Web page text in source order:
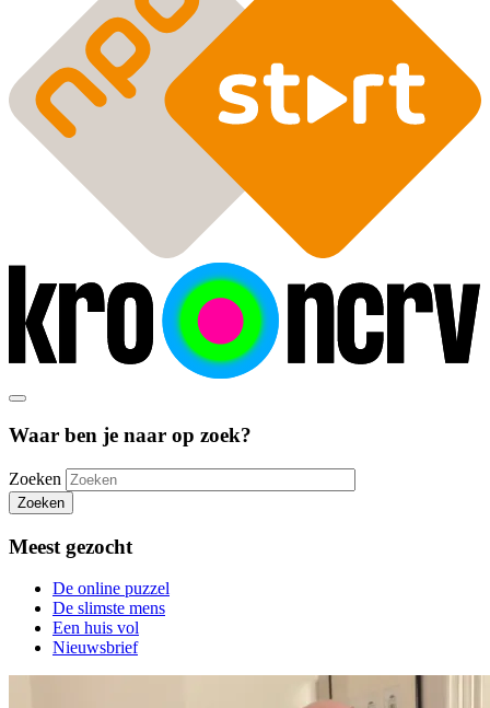
Waar ben je naar op zoek?
Zoeken
Zoeken
Meest gezocht
De online puzzel
De slimste mens
Een huis vol
Nieuwsbrief